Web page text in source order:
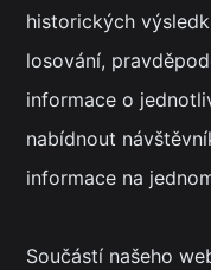
historických
losování,
informace o
nabídnout
informace na
Součástí našeho